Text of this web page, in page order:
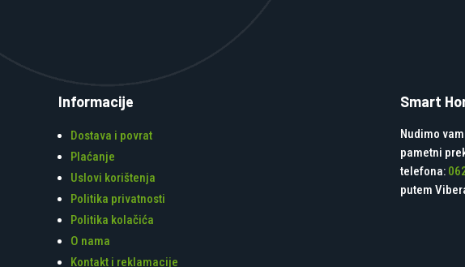
Informacije
Dostava i povrat
Plaćanje
Uslovi korištenja
Politika privatnosti
Politika kolačića
O nama
Kontakt i reklamacije
Smart
Nudimo
pametni
telefona:
putem